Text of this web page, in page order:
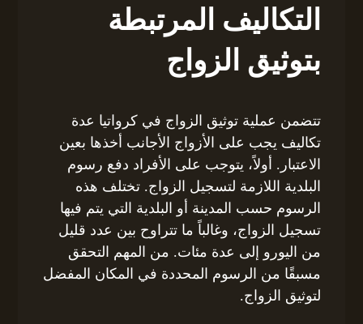
التكاليف المرتبطة
بتوثيق الزواج
تتضمن عملية توثيق الزواج في كرواتيا عدة
تكاليف يجب على الأزواج الأجانب أخذها بعين
الاعتبار. أولاً، يتوجب على الأفراد دفع رسوم
البلدية اللازمة لتسجيل الزواج. تختلف هذه
الرسوم حسب المدينة أو البلدية التي يتم فيها
تسجيل الزواج، وغالباً ما تتراوح بين عدد قليل
من اليورو إلى عدة مئات. من المهم التحقق
مسبقًا من الرسوم المحددة في المكان المفضل
لتوثيق الزواج.